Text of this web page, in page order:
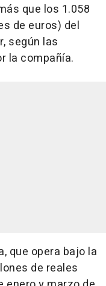
que los 1.058
de euros) del
según las
la compañía.
que opera bajo la
de reales